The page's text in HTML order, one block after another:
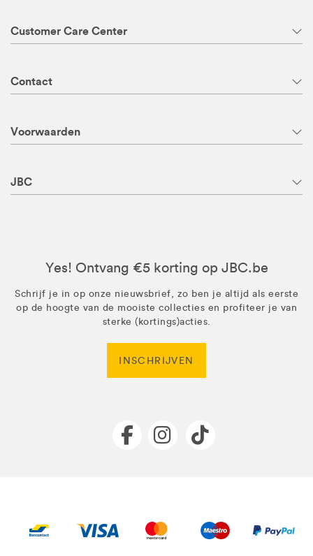
Customer Care Center
Contact
Voorwaarden
JBC
Yes! Ontvang €5 korting op JBC.be
Schrijf je in op onze nieuwsbrief, zo ben je altijd als eerste
op de hoogte van de mooiste collecties en profiteer je van
sterke (kortings)acties.
INSCHRIJVEN